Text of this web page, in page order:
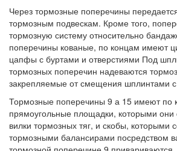
Через тормозные поперечины
тормозным подвескам. Кроме того,
тормозную систему относительно
поперечины кованые, по концам имеют
цапфы с буртами и отверстиями Под
тормозных поперечин надеваются
закрепляемые от смещения шплинтами
Тормозные поперечины 9 а 15 имеют по
прямоугольные площадки, которыми они
вилки тормозных тяг, и скобы, которыми
тормозными балансирами посредством